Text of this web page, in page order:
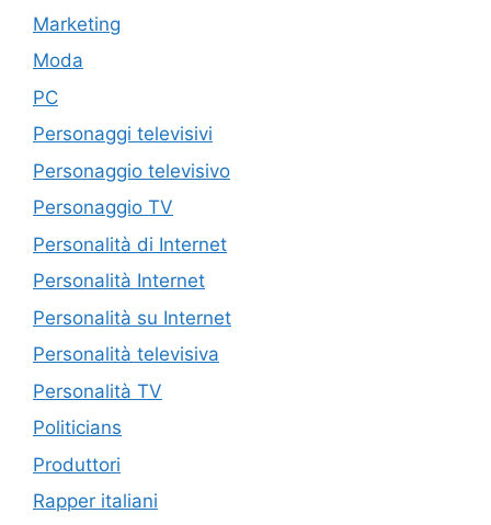
Marketing
Moda
PC
Personaggi televisivi
Personaggio televisivo
Personaggio TV
Personalità di Internet
Personalità Internet
Personalità su Internet
Personalità televisiva
Personalità TV
Politicians
Produttori
Rapper italiani